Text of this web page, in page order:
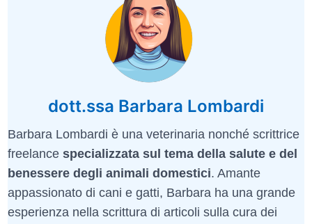
dott.ssa Barbara Lombardi
Barbara Lombardi è una veterinaria nonché scrittrice
freelance specializzata sul tema della salute e del
benessere degli animali domestici. Amante
appassionato di cani e gatti, Barbara ha una grande
esperienza nella scrittura di articoli sulla cura dei